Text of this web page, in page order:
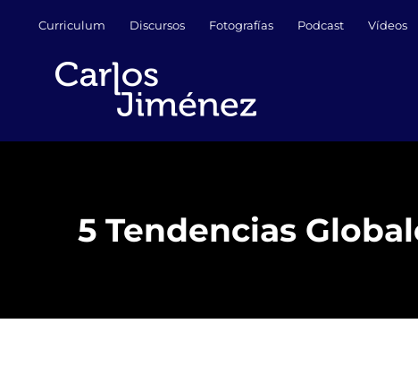
contenido
Curriculum Discursos Fotografías Podcast Vídeos
5 Tendencias